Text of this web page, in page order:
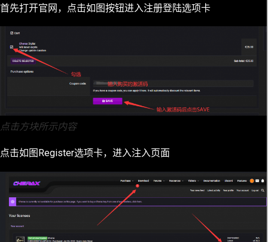
首先打开官网，点击如图按钮进入注册登陆选项卡
点击方块所示内容
点击如图Register选项卡，进入注入页面